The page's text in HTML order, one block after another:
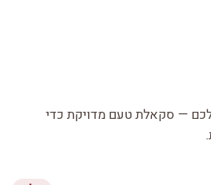
— סקאלת טעם מדויקת כדי